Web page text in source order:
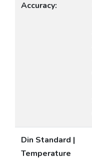
Accuracy:
Din Standard |
Temperature